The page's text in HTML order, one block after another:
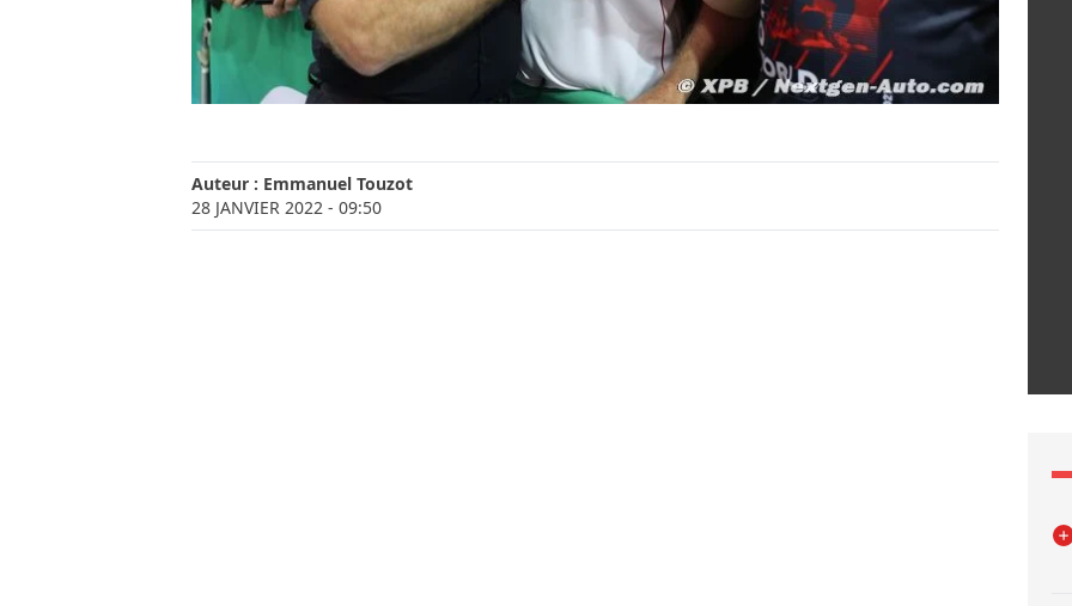
Auteur : Emmanuel Touzot
28 JANVIER 2022 - 09:50